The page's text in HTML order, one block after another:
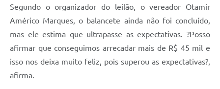
Segundo o organizador do leilão, o vereador Otamir
Américo Marques, o balancete ainda não foi concluído,
mas ele estima que ultrapasse as expectativas. ?Posso
afirmar que conseguimos arrecadar mais de R$ 45 mil e
isso nos deixa muito feliz, pois superou as expectativas?,
afirma.